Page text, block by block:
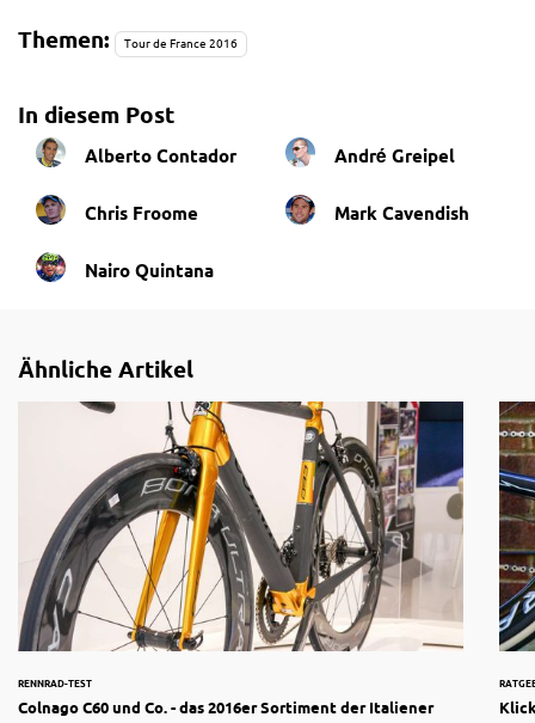
Themen: Tour de France 2016
In diesem Post
Alberto Contador André Greipel
Chris Froome Mark Cavendish
Nairo Quintana
Ähnliche Artikel
RENNRAD-TEST
Colnago C60 und Co. - das 2016er Sortiment der Italiener